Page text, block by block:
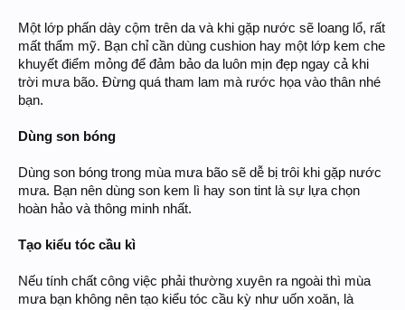
Một lớp phấn dày cộm trên da và khi gặp nước sẽ loang lổ, rất
mất thẩm mỹ. Bạn chỉ cần dùng cushion hay một lớp kem che
khuyết điểm mỏng để đảm bảo da luôn mịn đẹp ngay cả khi
trời mưa bão. Đừng quá tham lam mà rước họa vào thân nhé
bạn.
Dùng son bóng
Dùng son bóng trong mùa mưa bão sẽ dễ bị trôi khi gặp nước
mưa. Bạn nên dùng son kem lì hay son tint là sự lựa chọn
hoàn hảo và thông minh nhất.
Tạo kiểu tóc cầu kì
Nếu tính chất công việc phải thường xuyên ra ngoài thì mùa
mưa bạn không nên tạo kiểu tóc cầu kỳ như uốn xoăn, là